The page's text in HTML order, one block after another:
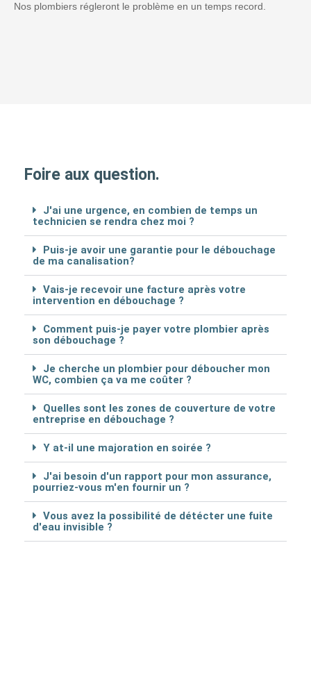
Nos plombiers régleront le problème en un temps record.
Foire aux question.
J'ai une urgence, en combien de temps un
technicien se rendra chez moi ?
Puis-je avoir une garantie pour le débouchage
de ma canalisation?
Vais-je recevoir une facture après votre
intervention en débouchage ?
Comment puis-je payer votre plombier après
son débouchage ?
Je cherche un plombier pour déboucher mon
WC, combien ça va me coûter ?
Quelles sont les zones de couverture de votre
entreprise en débouchage ?
Y at-il une majoration en soirée ?
J'ai besoin d'un rapport pour mon assurance,
pourriez-vous m'en fournir un ?
Vous avez la possibilité de détécter une fuite
d'eau invisible ?